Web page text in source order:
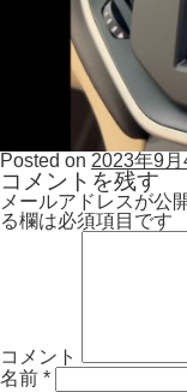
Posted on 2023年9月
コメントを残す
メールアドレスが公
る欄は必須項目です
コメント
名前 *